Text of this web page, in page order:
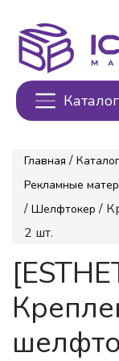
Каталог
Главная / Каталог
Рекламные
/ Шелфтокер /
2 шт.